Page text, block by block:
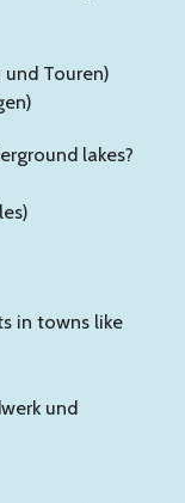
Touren)
lakes?
in towns like
und